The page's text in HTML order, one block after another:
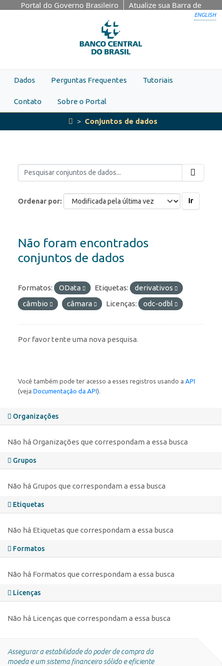
Skip to main content
Portal do Governo Brasileiro
Atualize sua Barra de
ENGLISH
Dados Perguntas Frequentes Tutoriais
Contato Sobre o Portal
Conjuntos de dados
Organizações
Não há Organizações que correspondam a essa busca
Grupos
Não há Grupos que correspondam a essa busca
Etiquetas
Não há Etiquetas que correspondam a essa busca
Formatos
Não há Formatos que correspondam a essa busca
Licenças
Não há Licenças que correspondam a essa busca
Ordenar por Ir
Não foram encontrados
conjuntos de dados
Formatos: OData Etiquetas:
derivativos
câmbio
câmara Licenças: odc-odbl
Por favor tente uma nova pesquisa.
Você também pode ter acesso a esses registros usando a API
(veja Documentação da API).
Assegurar a estabilidade do poder de compra da
moeda e um sistema financeiro sólido e eficiente